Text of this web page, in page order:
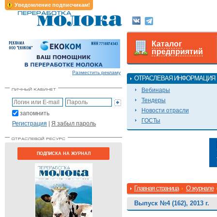
Уведомление подписчикам!
Разместить рекламу
запомнить
Регистрация | Я забыл пароль
ПОДПИСКА НА ЖУРНАЛ
Каталог
предприятий
ОТРАСЛЕВАЯ ИНФОРМАЦИЯ
Вебинары
Тендеры
Новости отрасли
ГОСТы
Главная страница О журнале
Выпуск №4 (162), 2013 г.